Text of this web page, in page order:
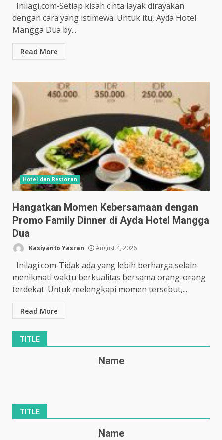
Inilagi,com-Setiap kisah cinta layak dirayakan
dengan cara yang istimewa. Untuk itu, Ayda Hotel
Mangga Dua by...
Read More
Hotel dan Restoran
Hangatkan Momen Kebersamaan dengan
Promo Family Dinner di Ayda Hotel Mangga
Dua
Kasiyanto Yasran August 4, 2026
Inilagi.com-Tidak ada yang lebih berharga selain
menikmati waktu berkualitas bersama orang-orang
terdekat. Untuk melengkapi momen tersebut,...
Read More
TITLE
Name
TITLE
Name